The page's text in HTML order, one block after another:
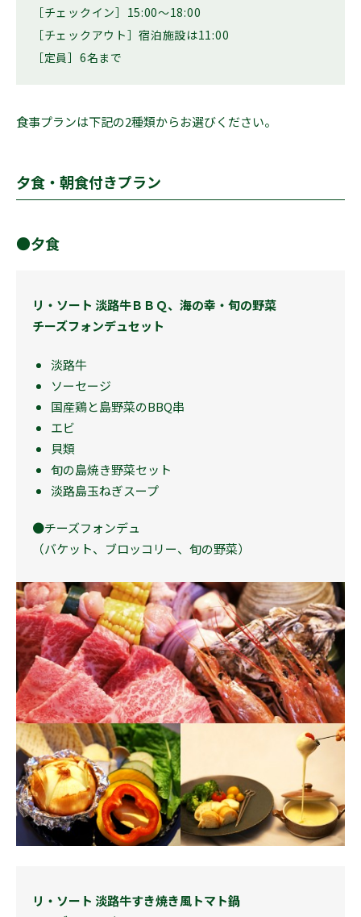
［チェックイン］15:00〜18:00
［チェックアウト］宿泊施設は11:00
［定員］6名まで
食事プランは下記の2種類からお選びください。
夕食・朝食付きプラン
●夕食
リ・ソート 淡路牛ＢＢＱ、海の幸・旬の野菜
チーズフォンデュセット
淡路牛
ソーセージ
国産鶏と島野菜のBBQ串
エビ
貝類
旬の島焼き野菜セット
淡路島玉ねぎスープ
●チーズフォンデュ
（バケット、ブロッコリー、旬の野菜）
リ・ソート 淡路牛すき焼き風トマト鍋